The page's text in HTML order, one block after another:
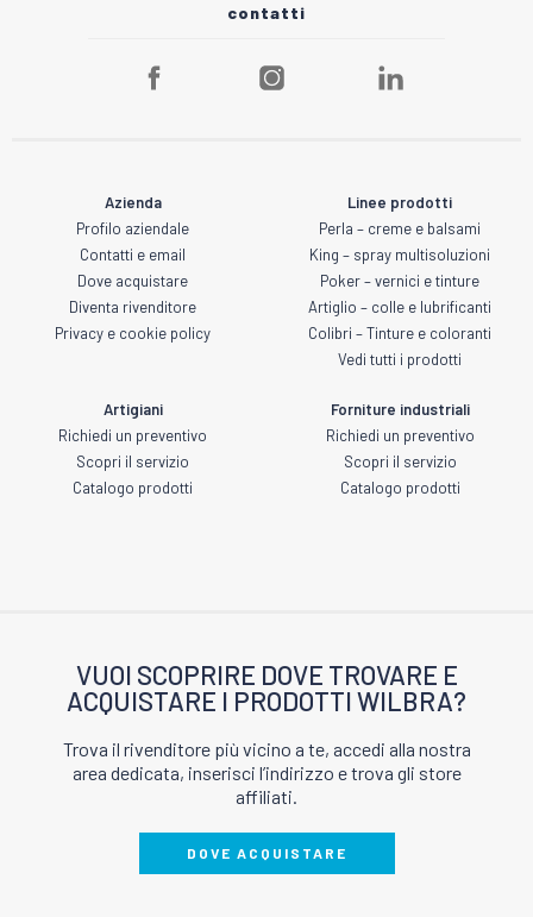
contatti
Azienda
Profilo aziendale
Contatti e email
Dove acquistare
Diventa rivenditore
Privacy e cookie policy
Linee prodotti
Perla – creme e balsami
King – spray multisoluzioni
Poker – vernici e tinture
Artiglio – colle e lubrificanti
Colibri – Tinture e coloranti
Vedi tutti i prodotti
Artigiani
Richiedi un preventivo
Scopri il servizio
Catalogo prodotti
Forniture industriali
Richiedi un preventivo
Scopri il servizio
Catalogo prodotti
VUOI SCOPRIRE DOVE TROVARE E
ACQUISTARE I PRODOTTI WILBRA?
Trova il rivenditore più vicino a te, accedi alla nostra
area dedicata, inserisci l’indirizzo e trova gli store
affiliati.
DOVE ACQUISTARE